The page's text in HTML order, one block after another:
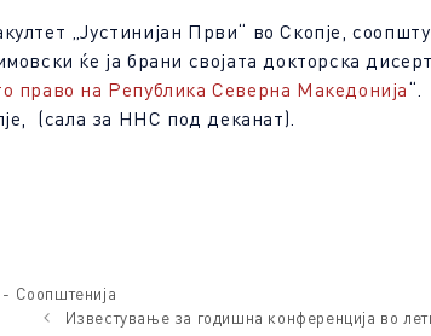
„Јустинијан Први“ во Скопје,
ќе ја брани својата докторска
право на Република Северна Македонија“.
(сала за ННС под деканат).
- Соопштенија
Известување за годишна конференција во